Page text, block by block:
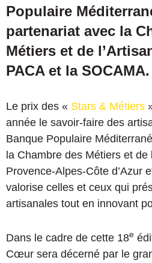
Populaire
partenariat avec la
Métiers et de
PACA et la SOCAMA.
Le prix des « Stars & Métiers
année le savoir-faire des
Banque Populaire
la Chambre des Métiers et de
Provence-Alpes-Côte d’Azur
valorise celles et ceux qui
artisanales tout en innovant
Dans le cadre de cette 18e
Cœur sera décerné par le